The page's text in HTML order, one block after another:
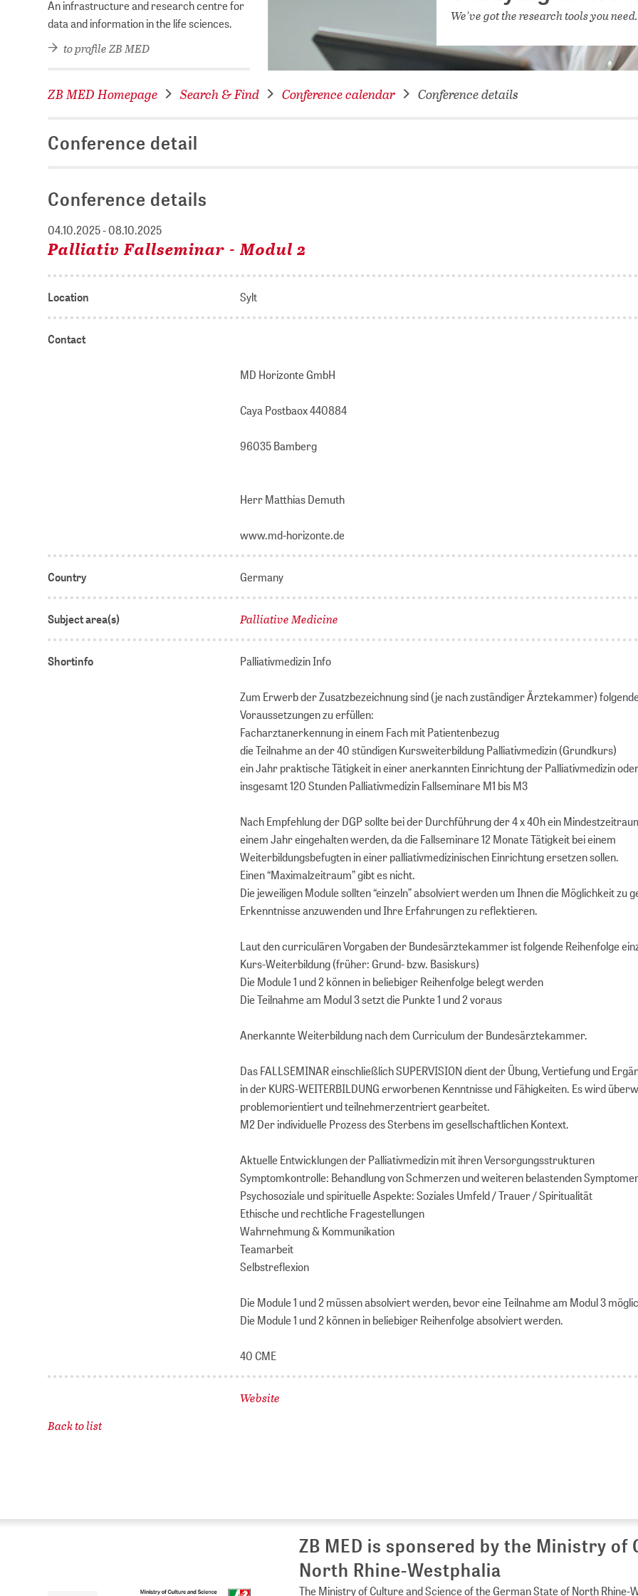
NETWORKING FOR YOU
An infrastructure and research centre for
data and information in the life sciences.
to profile ZB MED
We've got the research tools you need.
ZB MED Homepage Search & Find Conference calendar Conference details
Conference detail
Conference details
04.10.2025 - 08.10.2025
Palliativ Fallseminar - Modul 2
Location Sylt
Contact
MD Horizonte GmbH
Caya Postbaox 440884
96035 Bamberg
Herr Matthias Demuth
www.md-horizonte.de
Country Germany
Subject area(s) Palliative Medicine
Shortinfo Palliativmedizin Info
Zum Erwerb der Zusatzbezeichnung sind (je nach zuständiger Ärztekammer)
Voraussetzungen zu erfüllen:
Facharztanerkennung in einem Fach mit Patientenbezug
die Teilnahme an der 40 stündigen Kursweiterbildung Palliativmedizin (Grundkurs)
ein Jahr praktische Tätigkeit in einer anerkannten Einrichtung der Palliativmedizin
insgesamt 120 Stunden Palliativmedizin Fallseminare M1 bis M3
Nach Empfehlung der DGP sollte bei der Durchführung der 4 x 40h ein
einem Jahr eingehalten werden, da die Fallseminare 12 Monate Tätigkeit bei einem
Weiterbildungsbefugten in einer palliativmedizinischen Einrichtung ersetzen sollen.
Einen “Maximalzeitraum” gibt es nicht.
Die jeweiligen Module sollten “einzeln” absolviert werden um Ihnen die Möglichkeit zu
Erkenntnisse anzuwenden und Ihre Erfahrungen zu reflektieren.
Laut den curriculären Vorgaben der Bundesärztekammer ist folgende Reihenfolge
Kurs-Weiterbildung (früher: Grund- bzw. Basiskurs)
Die Module 1 und 2 können in beliebiger Reihenfolge belegt werden
Die Teilnahme am Modul 3 setzt die Punkte 1 und 2 voraus
Anerkannte Weiterbildung nach dem Curriculum der Bundesärztekammer.
Das FALLSEMINAR einschließlich SUPERVISION dient der Übung, Vertiefung und
in der KURS-WEITERBILDUNG erworbenen Kenntnisse und Fähigkeiten. Es wird
problemorientiert und teilnehmerzentriert gearbeitet.
M2 Der individuelle Prozess des Sterbens im gesellschaftlichen Kontext.
Aktuelle Entwicklungen der Palliativmedizin mit ihren Versorgungsstrukturen
Symptomkontrolle: Behandlung von Schmerzen und weiteren belastenden
Psychosoziale und spirituelle Aspekte: Soziales Umfeld / Trauer / Spiritualität
Ethische und rechtliche Fragestellungen
Wahrnehmung & Kommunikation
Teamarbeit
Selbstreflexion
Die Module 1 und 2 müssen absolviert werden, bevor eine Teilnahme am Modul 3
Die Module 1 und 2 können in beliebiger Reihenfolge absolviert werden.
40 CME
Website
Back to list
ZB MED is sponsered by the Ministry
North Rhine-Westphalia
The Ministry of Culture and Science of the German State of North Rhine-